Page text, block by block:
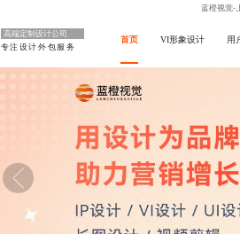
蓝橙视觉-
高端定制设计公司
专注设计外包服务
首页 VI形象设计 用